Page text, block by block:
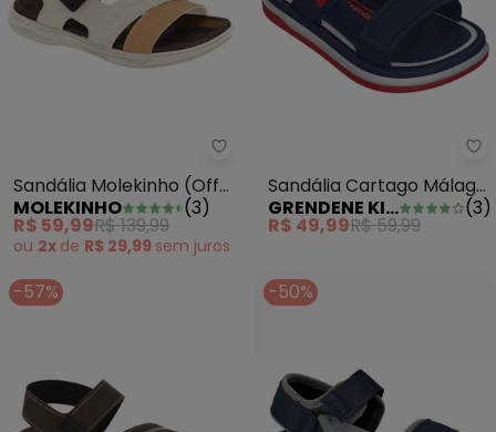
Sandália Molekinho (Off
Sandália Molekinho (Off
White) com Velcro
MOLEKINHO (3)
R$ 59,99R$ 139,99
ou 2x de R$ 29,99 sem juros
Sandália Cartago Málaga
Azul
GRENDENE KIDS (3)
R$ 49,99R$ 59,99
-57% -50%